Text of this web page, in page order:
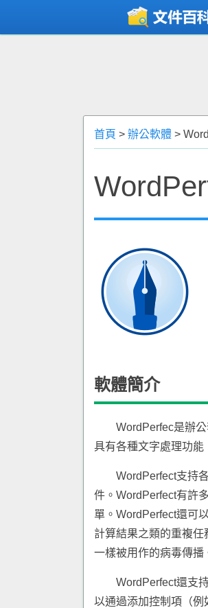
首頁 > 辦公軟體 >
軟體簡介
WordPerfec是辦
具有各種文字處理功能
WordPerfect支持
件。WordPerfect有許
單。WordPerfect還可
計算結果之類的重複
一樣被用作的病毒傳播
WordPerfect還支
以通過添加控制項（